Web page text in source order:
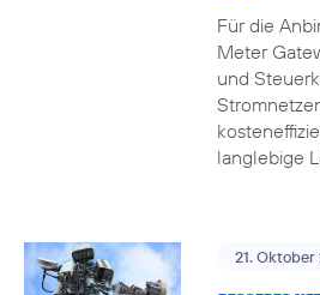
Für die
Meter
und
langlebige
21. Oktober